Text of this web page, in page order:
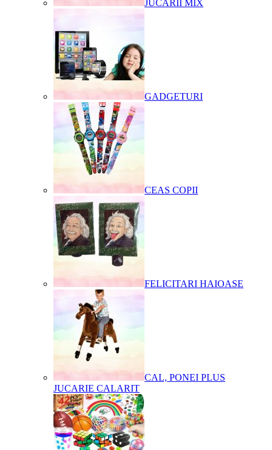
JUCARII MIX
GADGETURI
CEAS COPII
FELICITARI HAIOASE
CAL, PONEI PLUS
JUCARIE CALARIT